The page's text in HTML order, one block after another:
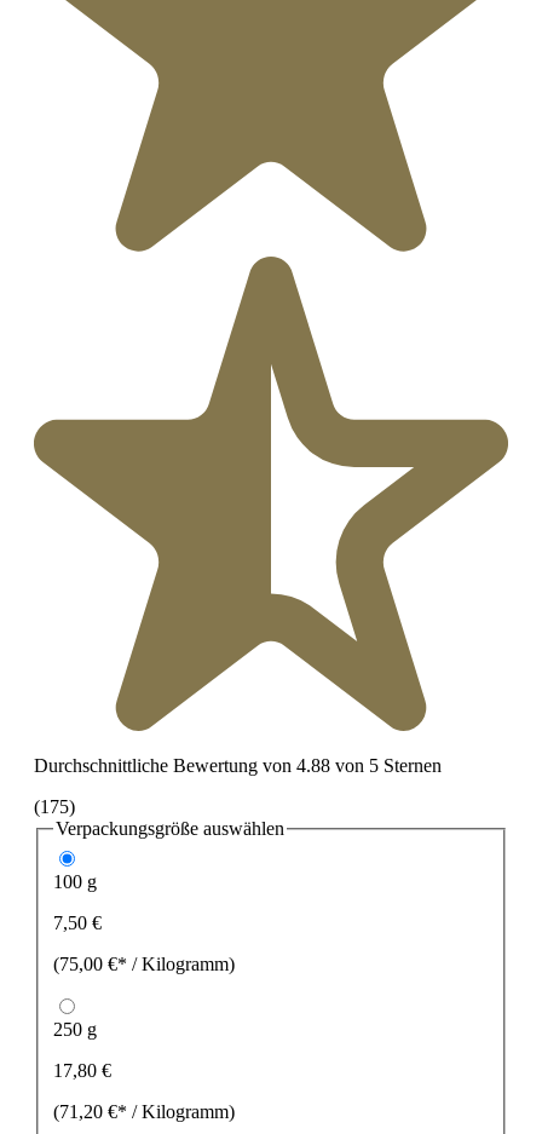
Durchschnittliche Bewertung von 4.88 von 5 Sternen
(175)
Verpackungsgröße auswählen
100 g
7,50 €
(75,00 €* / Kilogramm)
250 g
17,80 €
(71,20 €* / Kilogramm)